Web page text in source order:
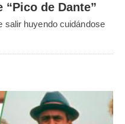
“Pico de Dante”
salir huyendo cuidándose